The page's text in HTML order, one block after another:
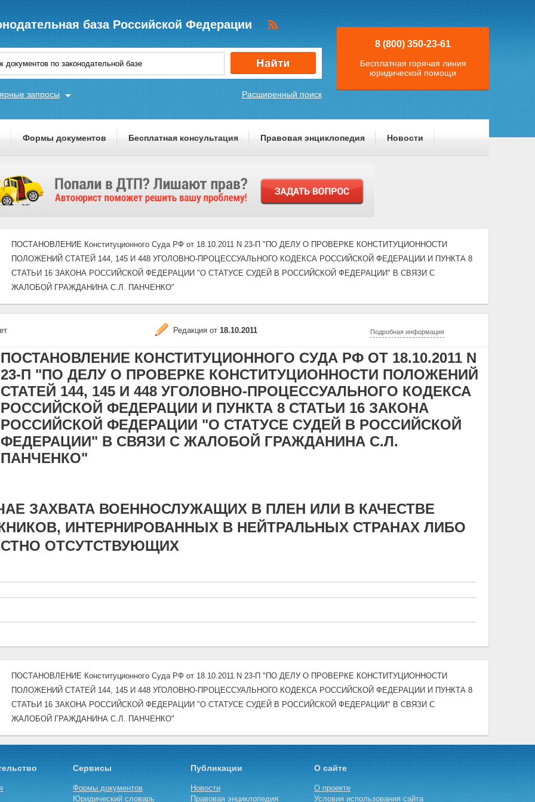
база Российской Федерации
Расширенный поиск
запросы
8 (800) 350-23-61
Бесплатная горячая линия
юридической помощи
Формы документов Бесплатная консультация Правовая энциклопедия Новости
ПОСТАНОВЛЕНИЕ Конституционного Суда РФ от 18.10.2011 N 23-П "ПО ДЕЛУ О ПРОВЕРКЕ КОНСТИТУЦИОННОСТИ
ПОЛОЖЕНИЙ СТАТЕЙ 144, 145 И 448 УГОЛОВНО-ПРОЦЕССУАЛЬНОГО КОДЕКСА РОССИЙСКОЙ ФЕДЕРАЦИИ И ПУНКТА 8
СТАТЬИ 16 ЗАКОНА РОССИЙСКОЙ ФЕДЕРАЦИИ "О СТАТУСЕ СУДЕЙ В РОССИЙСКОЙ ФЕДЕРАЦИИ" В СВЯЗИ С
ЖАЛОБОЙ ГРАЖДАНИНА С.Л. ПАНЧЕНКО"
Редакция от 18.10.2011 Подробная информация
ПОСТАНОВЛЕНИЕ КОНСТИТУЦИОННОГО СУДА РФ ОТ 18.10.2011 N
23-П "ПО ДЕЛУ О ПРОВЕРКЕ КОНСТИТУЦИОННОСТИ ПОЛОЖЕНИЙ
СТАТЕЙ 144, 145 И 448 УГОЛОВНО-ПРОЦЕССУАЛЬНОГО КОДЕКСА
РОССИЙСКОЙ ФЕДЕРАЦИИ И ПУНКТА 8 СТАТЬИ 16 ЗАКОНА
РОССИЙСКОЙ ФЕДЕРАЦИИ "О СТАТУСЕ СУДЕЙ В РОССИЙСКОЙ
ФЕДЕРАЦИИ" В СВЯЗИ С ЖАЛОБОЙ ГРАЖДАНИНА С.Л.
ПАНЧЕНКО"
ЗАХВАТА ВОЕННОСЛУЖАЩИХ В ПЛЕН ИЛИ В КАЧЕСТВЕ
ИНТЕРНИРОВАННЫХ В НЕЙТРАЛЬНЫХ СТРАНАХ ЛИБО
ОТСУТСТВУЮЩИХ
ПОСТАНОВЛЕНИЕ Конституционного Суда РФ от 18.10.2011 N 23-П "ПО ДЕЛУ О ПРОВЕРКЕ КОНСТИТУЦИОННОСТИ
ПОЛОЖЕНИЙ СТАТЕЙ 144, 145 И 448 УГОЛОВНО-ПРОЦЕССУАЛЬНОГО КОДЕКСА РОССИЙСКОЙ ФЕДЕРАЦИИ И ПУНКТА 8
СТАТЬИ 16 ЗАКОНА РОССИЙСКОЙ ФЕДЕРАЦИИ "О СТАТУСЕ СУДЕЙ В РОССИЙСКОЙ ФЕДЕРАЦИИ" В СВЯЗИ С
ЖАЛОБОЙ ГРАЖДАНИНА С.Л. ПАНЧЕНКО"
Сервисы
Формы документов
Юридический словарь
Публикации
Новости
Правовая энциклопедия
О сайте
О проекте
Условия использования сайта